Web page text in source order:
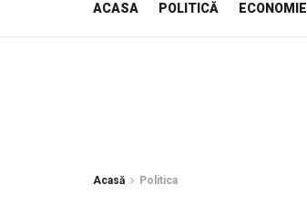
ACASA POLITICĂ ECONOMIE
Acasă Politica